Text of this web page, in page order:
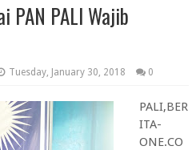
PAN PALI Wajib
Tuesday, January 30, 2018 0
PALI,BER
ITA-
ONE.CO